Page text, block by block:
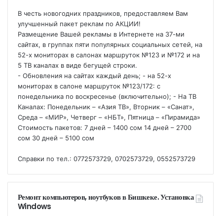
В честь новогодних праздников, предоставляем Вам
улучшенный пакет реклам по АКЦИИ!
Размещение Вашей рекламы в Интернете на 37-ми
сайтах, в группах пяти популярных социальных сетей, на
52-х мониторах в салонах маршруток №123 и №172 и на
5 ТВ каналах в виде бегущей строки.
- Обновления на сайтах каждый день; - на 52-х
мониторах в салоне маршруток №123/172: с
понедельника по воскресенье (включительно); - На ТВ
Каналах: Понедельник – «Азия ТВ», Вторник – «Санат»,
Среда – «МИР», Четверг – «НБТ», Пятница – «Пирамида»
Стоимость пакетов: 7 дней – 1400 сом 14 дней – 2700
сом 30 дней – 5100 сом
Справки по тел.: 0772573729, 0702573729, 0552573729
Ремонт компьютеров, ноутбуков в Бишкеке. Установка
Windows